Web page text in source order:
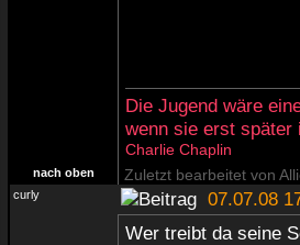
Die Jugend wäre
wenn sie erst später
Charlie Chaplin
nach oben Zuletzt bearbeitet von
curly 07.07.08
Wer treibt da seine